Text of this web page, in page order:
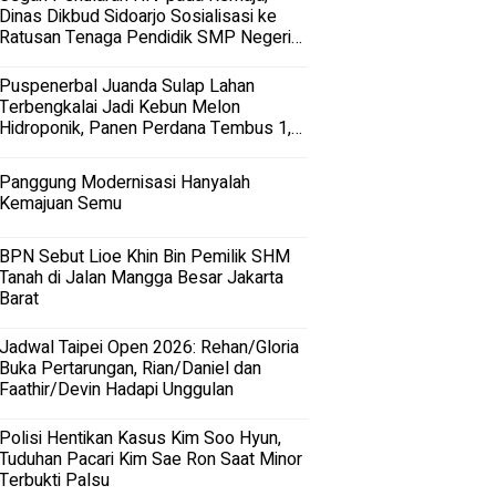
Dinas Dikbud Sidoarjo Sosialisasi ke
Ratusan Tenaga Pendidik SMP Negeri
Puspenerbal Juanda Sulap Lahan
Terbengkalai Jadi Kebun Melon
Hidroponik, Panen Perdana Tembus 1,5
Panggung Modernisasi Hanyalah
Kemajuan Semu
BPN Sebut Lioe Khin Bin Pemilik SHM
Tanah di Jalan Mangga Besar Jakarta
Barat
Jadwal Taipei Open 2026: Rehan/Gloria
Buka Pertarungan, Rian/Daniel dan
Faathir/Devin Hadapi Unggulan
Polisi Hentikan Kasus Kim Soo Hyun,
Tuduhan Pacari Kim Sae Ron Saat Minor
Terbukti Palsu